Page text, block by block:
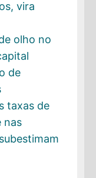
vira
olho no
de
taxas de
nas